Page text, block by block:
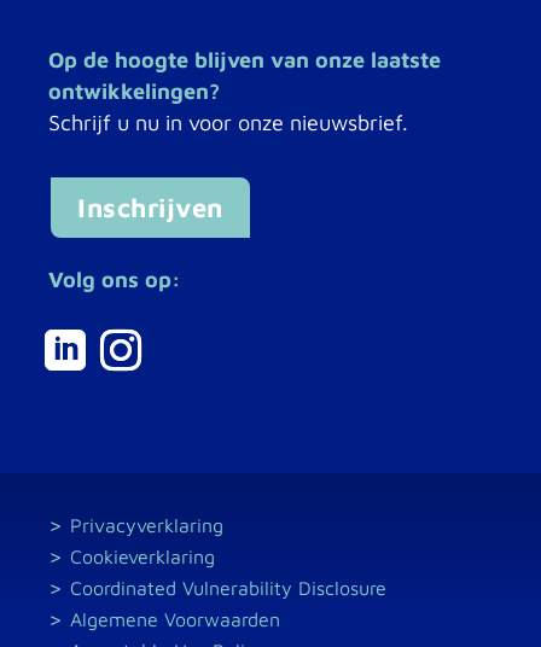
Op de hoogte blijven van onze laatste
ontwikkelingen?
Schrijf u nu in voor onze nieuwsbrief.
Inschrijven
Volg ons op:
Privacyverklaring
Cookieverklaring
Coordinated Vulnerability Disclosure
Algemene Voorwaarden